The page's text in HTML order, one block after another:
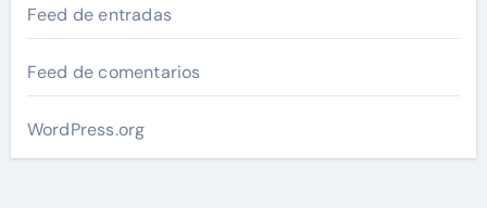
Feed de entradas
Feed de comentarios
WordPress.org